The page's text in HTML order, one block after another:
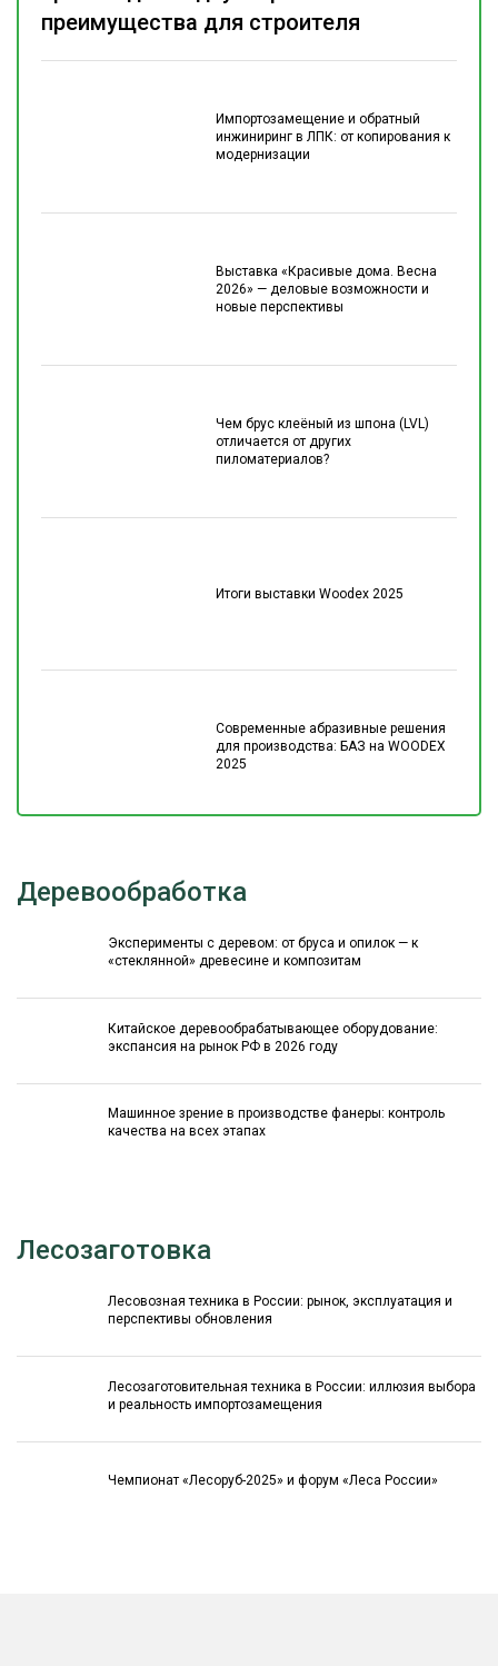
Импортозамещение и обратный
инжиниринг в ЛПК: от копирования к
модернизации
Выставка «Красивые дома. Весна
2026» — деловые возможности и
новые перспективы
Чем брус клеёный из шпона (LVL)
отличается от других
пиломатериалов?
Итоги выставки Woodex 2025
Современные абразивные решения
для производства: БАЗ на WOODEX
2025
преимущества для строителя
Деревообработка
Эксперименты с деревом: от бруса и опилок — к
«стеклянной» древесине и композитам
Китайское деревообрабатывающее оборудование:
экспансия на рынок РФ в 2026 году
Машинное зрение в производстве фанеры: контроль
качества на всех этапах
Лесозаготовка
Лесовозная техника в России: рынок, эксплуатация и
перспективы обновления
Лесозаготовительная техника в России: иллюзия выбора
и реальность импортозамещения
Чемпионат «Лесоруб-2025» и форум «Леса России»